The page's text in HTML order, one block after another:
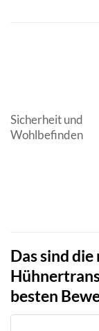
Sicherheit und
Wohlbefinden
Das sind
besten